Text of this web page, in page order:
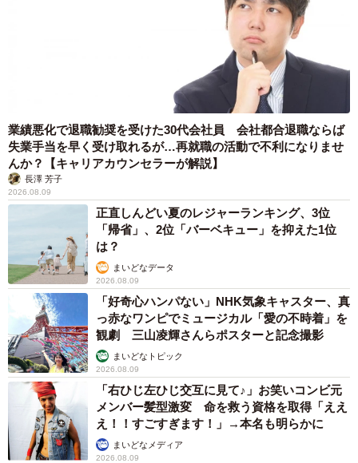
業績悪化で退職勧奨を受けた30代会社員 会社都合退職ならば
失業手当を早く受け取れるが…再就職の活動で不利になりませ
んか？【キャリアカウンセラーが解説】
長澤 芳子
2026.08.09
正直しんどい夏のレジャーランキング、3位
「帰省」、2位「バーベキュー」を抑えた1位
は？
まいどなデータ
2026.08.09
「好奇心ハンパない」NHK気象キャスター、真
っ赤なワンピでミュージカル「愛の不時着」を
観劇 三山凌輝さんらポスターと記念撮影
まいどなトピック
2026.08.09
「右ひじ左ひじ交互に見て♪」お笑いコンビ元
メンバー髪型激変 命を救う資格を取得「ええ
え！！すごすぎます！」→本名も明らかに
まいどなメディア
2026.08.09